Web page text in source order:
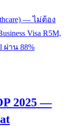
— ไม่ต้อง
Visa R5M,
ผ่าน 88%
2025 —